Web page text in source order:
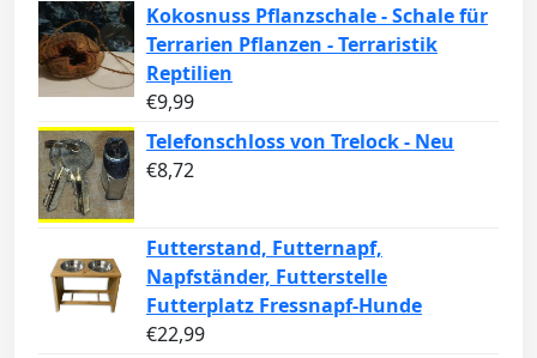
Kokosnuss Pflanzschale - Schale für
Terrarien Pflanzen - Terraristik
Reptilien
€9,99
Telefonschloss von Trelock - Neu
€8,72
Futterstand, Futternapf,
Napfständer, Futterstelle
Futterplatz Fressnapf-Hunde
€22,99